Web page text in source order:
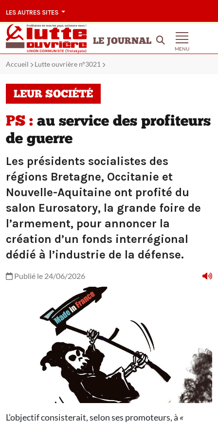
LES AUTRES SITES
LE JOURNAL
MENU
Accueil Lutte ouvrière n°3021
LEUR SOCIÉTÉ
PS : au service des profiteurs
de guerre
Les présidents socialistes des
régions Bretagne, Occitanie et
Nouvelle-Aquitaine ont profité du
salon Eurosatory, la grande foire de
l’armement, pour annoncer la
création d’un fonds interrégional
dédié à l’industrie de la défense.
Publié le 24/06/2026
L’objectif consisterait, selon ses promoteurs, à «